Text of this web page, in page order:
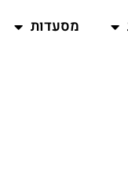
מסעדות